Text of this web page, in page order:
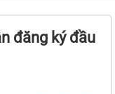
đăng ký đầu